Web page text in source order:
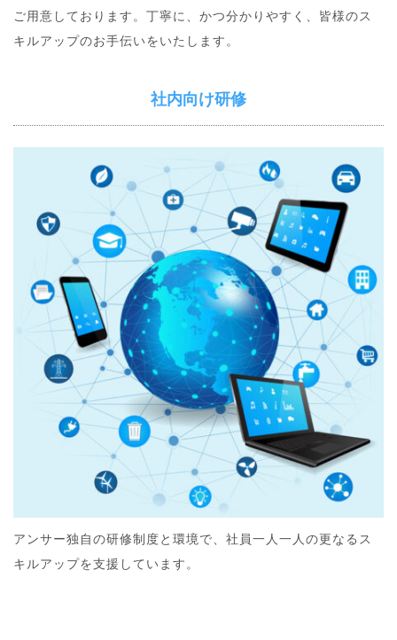
ご用意しております。丁寧に、かつ分かりやすく、皆様のス
キルアップのお手伝いをいたします。
社内向け研修
アンサー独自の研修制度と環境で、社員一人一人の更なるス
キルアップを支援しています。